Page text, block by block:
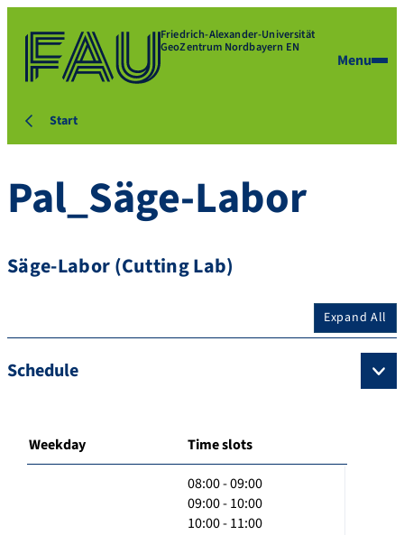
Friedrich-Alexander-Universität
GeoZentrum Nordbayern EN
Menu
Start
Pal_Säge-Labor
Säge-Labor (Cutting Lab)
Expand All
Schedule
Weekday Time slots
08:00 - 09:00
09:00 - 10:00
10:00 - 11:00